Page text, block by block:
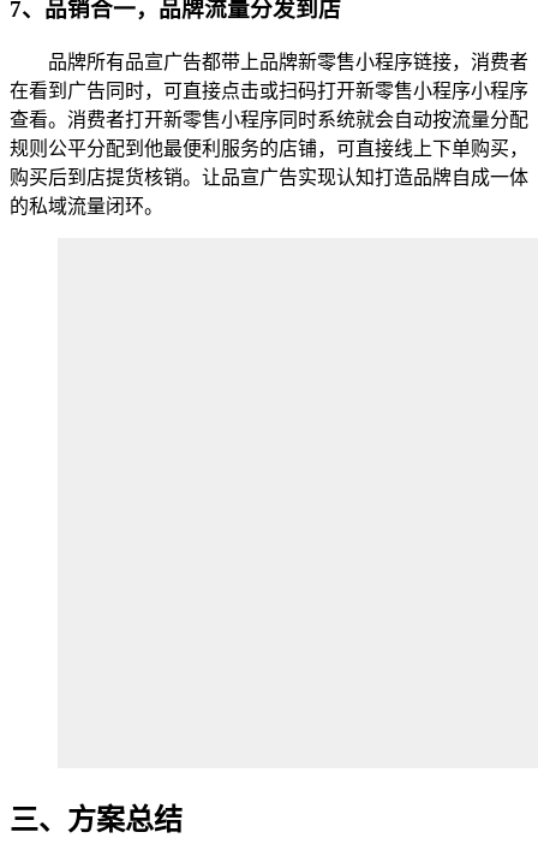
7、品销合一，品牌流量分发到店
品牌所有品宣广告都带上品牌新零售小程序链接，消费者
在看到广告同时，可直接点击或扫码打开新零售小程序小程序
查看。消费者打开新零售小程序同时系统就会自动按流量分配
规则公平分配到他最便利服务的店铺，可直接线上下单购买，
购买后到店提货核销。让品宣广告实现认知打造品牌自成一体
的私域流量闭环。
三、方案总结